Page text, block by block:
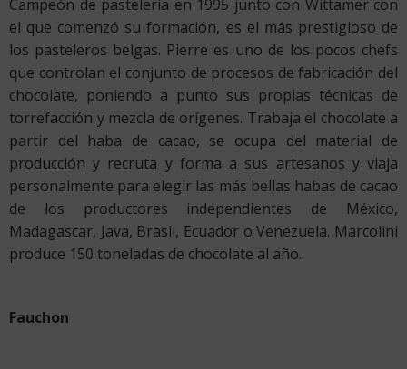
Campeón de pastelería en 1995 junto con Wittamer con
el que comenzó su formación, es el más prestigioso de
los pasteleros belgas. Pierre es uno de los pocos chefs
que controlan el conjunto de procesos de fabricación del
chocolate, poniendo a punto sus propias técnicas de
torrefacción y mezcla de orígenes. Trabaja el chocolate a
partir del haba de cacao, se ocupa del material de
producción y recruta y forma a sus artesanos y viaja
personalmente para elegir las más bellas habas de cacao
de los productores independientes de México,
Madagascar, Java, Brasil, Ecuador o Venezuela. Marcolini
produce 150 toneladas de chocolate al año.
Fauchon